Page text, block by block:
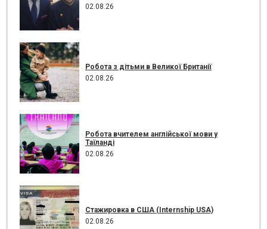
02.08.26
Робота з дітьми в Великої Британії
02.08.26
Робота вчителем англійської мови у
Таїланді
02.08.26
Стажировка в США (Internship USA)
02.08.26